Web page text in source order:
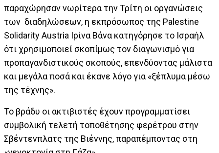
παραχώρησαν νωρίτερα την Τρίτη οι οργανώσεις
των διαδηλώσεων, η εκπρόσωπος της Palestine
Solidarity Austria Ιρίνα Βάνα κατηγόρησε το Ισραήλ
ότι χρησιμοποιεί σκοπίμως τον διαγωνισμό για
προπαγανδιστικούς σκοπούς, επενδύοντας μάλιστα
και μεγάλα ποσά και έκανε λόγο για «ξέπλυμα μέσω
της τέχνης».
Το βράδυ οι ακτιβιστές έχουν προγραμματίσει
συμβολική τελετή τοποθέτησης φερέτρου στην
Σβέντενπλατς της Βιέννης, παραπέμποντας στη